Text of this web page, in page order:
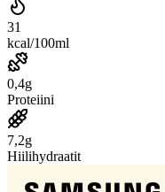
31
kcal/100ml
0,4g
Proteiini
7,2g
Hiilihydraatit